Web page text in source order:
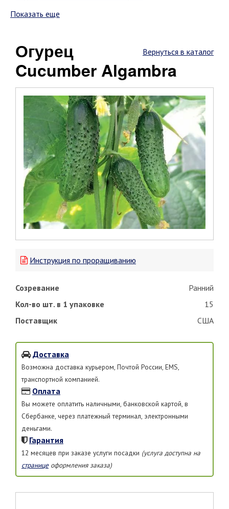
Показать еще
Вернуться в каталог
Огурец
Cucumber Algambra
Инструкция по проращиванию
Созревание
Ранний
Кол-во шт. в 1 упаковке
15
Поставщик
США
Доставка
Возможна доставка курьером, Почтой России, EMS,
транспортной компанией.
Оплата
Вы можете оплатить наличными, банковской картой, в
Сбербанке, через платежный терминал, электронными
деньгами.
Гарантия
12 месяцев при заказе услуги посадки (услуга доступна на
страницеоформления заказа)